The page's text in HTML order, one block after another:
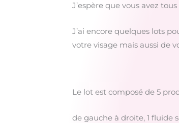
J’espère que vous avez
J’ai encore quelques lots
votre visage mais aussi de
Le lot est composé de 5
de gauche à droite, 1 fluide